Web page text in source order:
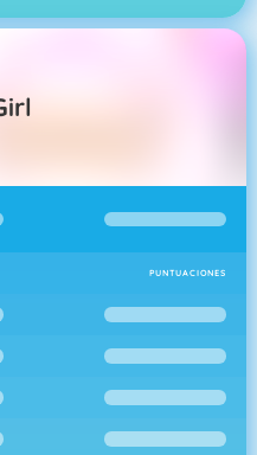
PUNTUACIONES